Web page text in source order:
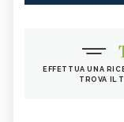
EFFETTUA UNA
TROVA IL